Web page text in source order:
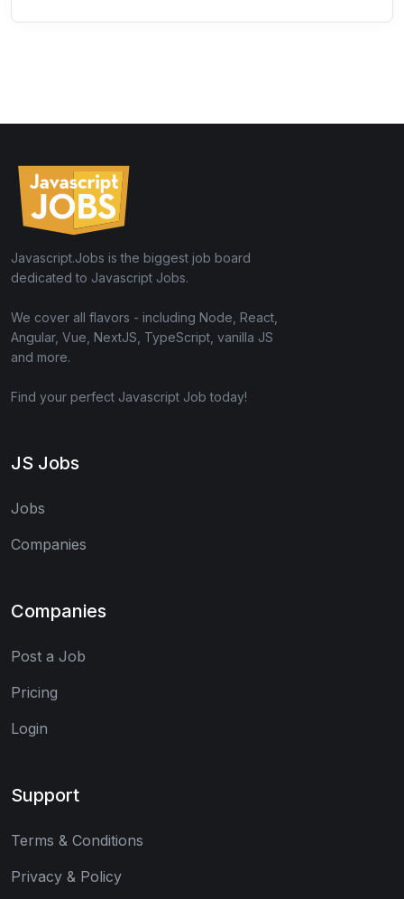
Javascript.Jobs is the biggest job board
dedicated to Javascript Jobs.
We cover all flavors - including Node, React,
Angular, Vue, NextJS, TypeScript, vanilla JS
and more.
Find your perfect Javascript Job today!
JS Jobs
Jobs
Companies
Companies
Post a Job
Pricing
Login
Support
Terms & Conditions
Privacy & Policy